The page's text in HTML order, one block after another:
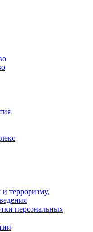
терроризму,
персональных